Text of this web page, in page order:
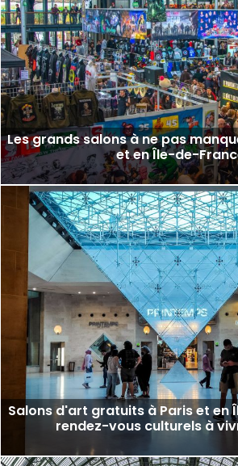
Les grands salons à ne pas
et en Île-de-
Salons d'art gratuits à Paris et en
rendez-vous culturels à